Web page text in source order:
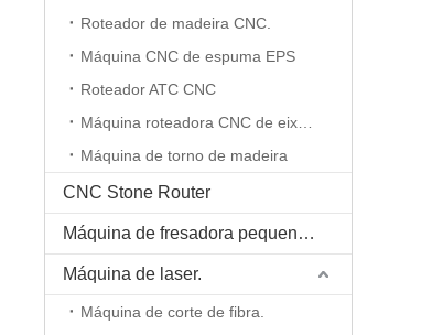
Roteador de madeira CNC.
Máquina CNC de espuma EPS
Roteador ATC CNC
Máquina de torno de madeira
CNC Stone Router
Máquina de fresadora pequena CNC
Máquina de laser.
Máquina de corte de fibra.